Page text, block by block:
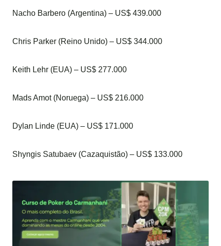
Nacho Barbero (Argentina) – US$ 439.000
Chris Parker (Reino Unido) – US$ 344.000
Keith Lehr (EUA) – US$ 277.000
Mads Amot (Noruega) – US$ 216.000
Dylan Linde (EUA) – US$ 171.000
Shyngis Satubaev (Cazaquistão) – US$ 133.000